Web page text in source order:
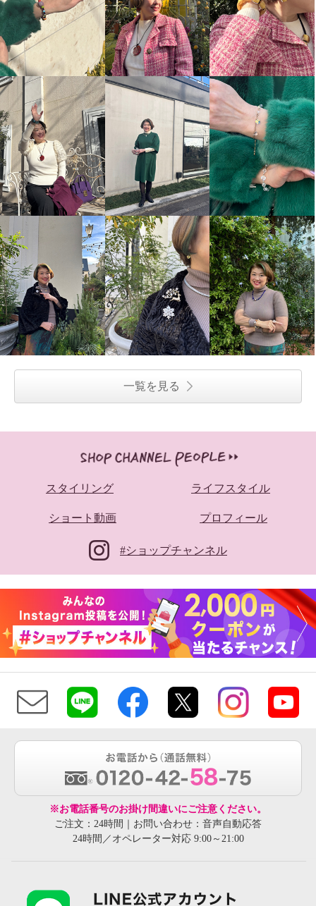
一覧を見る
スタイリング ライフスタイル
ショート動画 プロフィール
#ショップチャンネル
※お電話番号のお掛け間違いにご注意ください。
ご注文：24時間｜お問い合わせ：音声自動応答
24時間／オペレーター対応 9:00～21:00